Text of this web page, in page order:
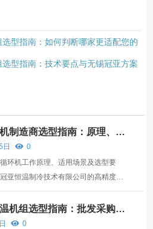
型指南：如何判断哪家更适配您的
型指南：技术要点与无锡冠亚方案
制造商选型指南：原理、工
解析
日
0
环机工作原理、适用场景及选型要
亚恒温制冷技术有限公司的高精度解
决策。
机组选型指南：批发采购如
阱？
0